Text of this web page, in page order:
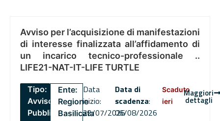
Avviso per l’acquisizione di manifestazioni
di interesse finalizzata all’affidamento di
un incarico tecnico-professionale ..
LIFE21-NAT-IT-LIFE TURTLE
Tipo:
Avviso
Pubblico
Ente:
Regione
Basilicata
Data
inizio:
22/07/2026
Data di
scadenza:
06/08/2026
Scaduto
ieri
Maggiori
dettagli